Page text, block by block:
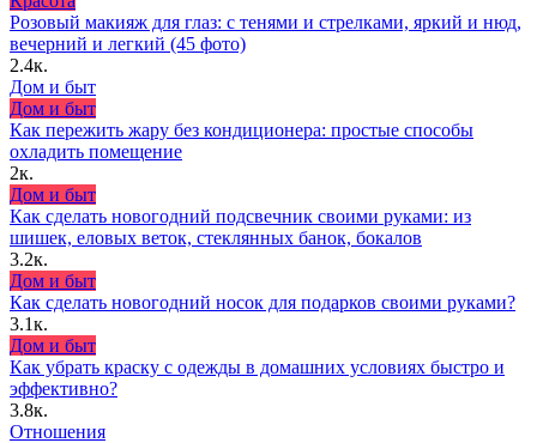
Розовый макияж для глаз: с тенями и стрелками, яркий и нюд,
вечерний и легкий (45 фото)
2.4к.
Дом и быт
Дом и быт
Как пережить жару без кондиционера: простые способы
охладить помещение
2к.
Дом и быт
Как сделать новогодний подсвечник своими руками: из
шишек, еловых веток, стеклянных банок, бокалов
3.2к.
Дом и быт
Как сделать новогодний носок для подарков своими руками?
3.1к.
Дом и быт
Как убрать краску с одежды в домашних условиях быстро и
эффективно?
3.8к.
Отношения